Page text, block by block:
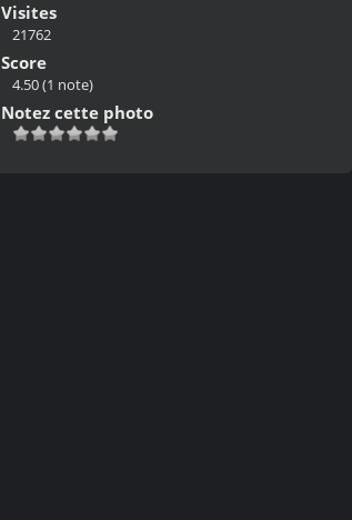
Visites
21762
Score
4.50(1 note)
Notez cette photo